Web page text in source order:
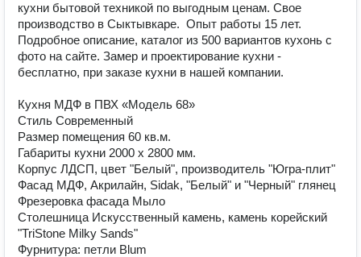
кухни бытовой техникой по выгодным ценам. Свое
производство в Сыктывкаре.  Опыт работы 15 лет.
Подробное описание, каталог из 500 вариантов кухонь с
фото на сайте. Замер и проектирование кухни -
бесплатно, при заказе кухни в нашей компании.
Кухня МДФ в ПВХ «Модель 68»
Стиль Современный
Размер помещения 60 кв.м.
Габариты кухни 2000 х 2800 мм.
Корпус ЛДСП, цвет "Белый", производитель "Югра-плит"
Фасад МДФ, Акрилайн, Sidak, "Белый" и "Черный" глянец
Фрезеровка фасада Мыло
Столешница Искусственный камень, камень корейский
"TriStone Milky Sands"
Фурнитура: петли Blum